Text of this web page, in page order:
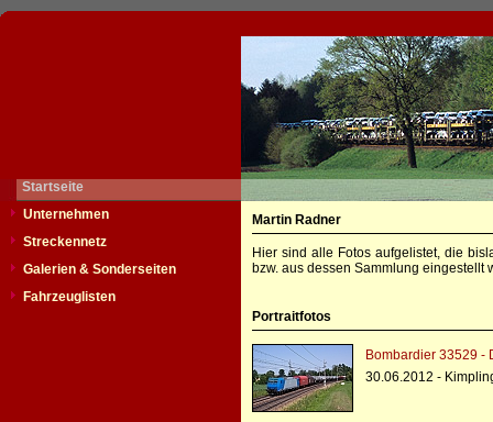
Startseite
Unternehmen
Streckennetz
Galerien & Sonderseiten
Fahrzeuglisten
Martin Radner
Hier sind alle Fotos aufgelistet, die
bzw. aus dessen Sammlung eingestellt
Portraitfotos
Bombardier 33529 -
30.06.2012 -